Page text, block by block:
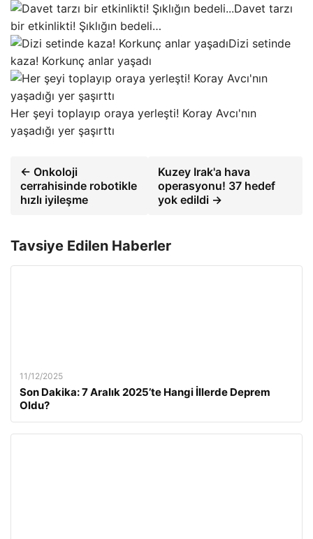
Davet tarzı
bir etkinlikti! Şıklığın bedeli…
Dizi setinde
kaza! Korkunç anlar yaşadı
Her şeyi toplayıp oraya yerleşti! Koray Avcı'nın
yaşadığı yer şaşırttı
← Onkoloji
cerrahisinde robotikle
hızlı iyileşme
Kuzey Irak'a hava
operasyonu! 37 hedef
yok edildi →
Tavsiye Edilen Haberler
11/12/2025
Son Dakika: 7 Aralık 2025’te Hangi İllerde Deprem
Oldu?